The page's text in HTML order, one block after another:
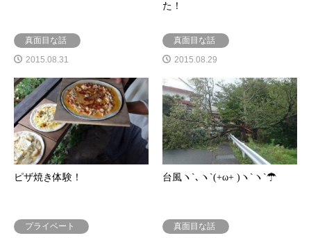
真面目な話
2015.08.31
た！
真面目な話
2015.08.29
ピザ焼き体験！
プライベート
台風ヽ`､ヽ`(+ω+ )ヽ`ヽ`☂
真面目な話